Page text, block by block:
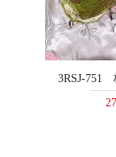
3RSJ-751